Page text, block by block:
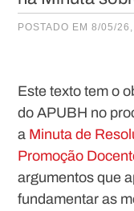
POSTADO EM 8/05/
Este texto tem o
do APUBH no
a Minuta de
Promoção
argumentos que
fundamentar as